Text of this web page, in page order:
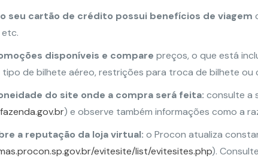
seu cartão de crédito possui benefícios de viagem
etc.
disponíveis e compare preços, o que está
tipo de bilhete aéreo, restrições para troca de bilhete
do site onde a compra será feita: consulte a
) e observe também informações como a
a reputação da loja virtual: o Procon atualiza
evitesite/list/evitesites.php).